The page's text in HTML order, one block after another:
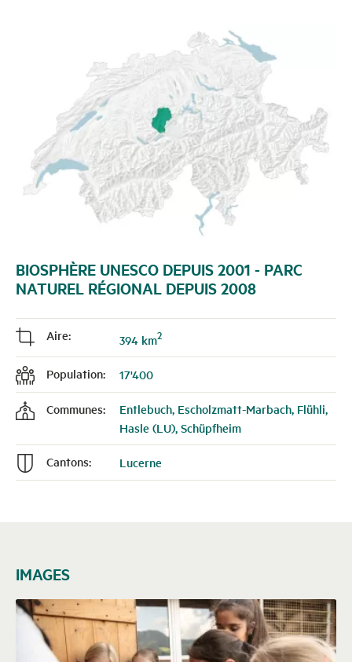
BIOSPHÈRE UNESCO DEPUIS 2001 - PARC
NATUREL RÉGIONAL DEPUIS 2008
j Aire: 394 km2
f Population: 17'400
k Communes:
Entlebuch, Escholzmatt-Marbach, Flühli,
Hasle (LU), Schüpfheim
n Cantons: Lucerne
IMAGES